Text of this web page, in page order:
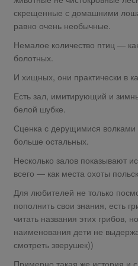
скрещенные с домашними
равно очень необычные.
Немалое количество птиц —
болотных.
И хищных, они практически в
Есть зал, имитирующий и
белой шубке.
Сценка с дерущимися
больше остальных.
Несколько залов показывают
всего — как места охоты
Для любителей не только
пополнить свои знания, есть
читать названия этих грибов,
наименования дети не
смотреть зверушек))
Примерно такая же история и